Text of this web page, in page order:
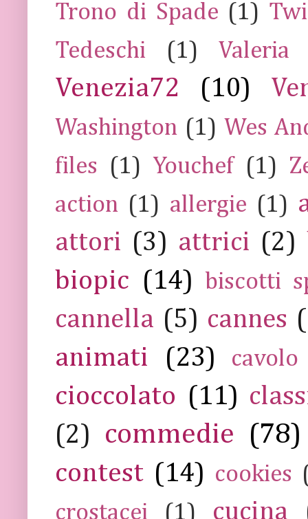
Trono di Spade (1)
Tedeschi
(1) Valeria
Venezia72 (10)
Washington (1) Wes
files
(1) Youchef (1)
action (1) allergie (1)
attori (3) attrici (2)
biopic (14) biscotti
cannella (5) cannes
animati
(23) cavolo
cioccolato (11)
(2)
commedie (78)
contest (14) cookies
crostacei
(1) cucina